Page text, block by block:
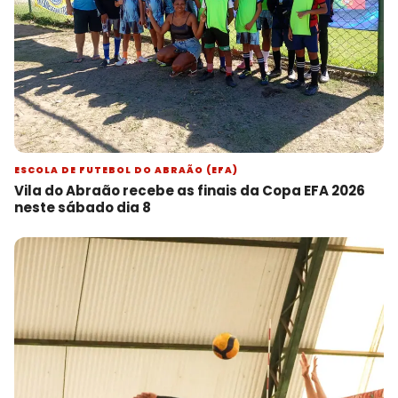
ESCOLA DE FUTEBOL DO ABRAÃO (EFA)
Vila do Abraão recebe as finais da Copa EFA 2026
neste sábado dia 8